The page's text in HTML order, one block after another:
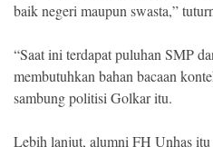
baik negeri maupun swasta,”
“Saat ini terdapat puluhan SMP
membutuhkan bahan bacaan
sambung politisi Golkar itu.
Lebih lanjut, alumni FH Unhas